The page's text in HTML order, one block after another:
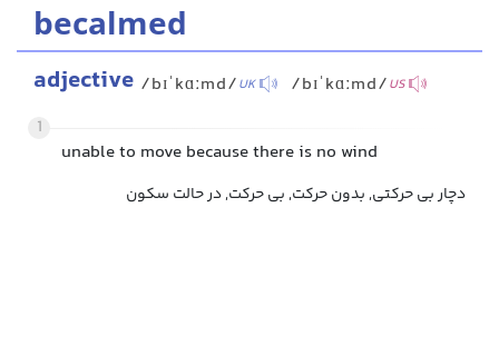
becalmed
adjective /bɪˈkɑːmd/UK /bɪˈkɑːmd/US
1
unable to move because there is no wind
دچار بی حرکتی, بدون حرکت, بی حرکت, در حالت سکون